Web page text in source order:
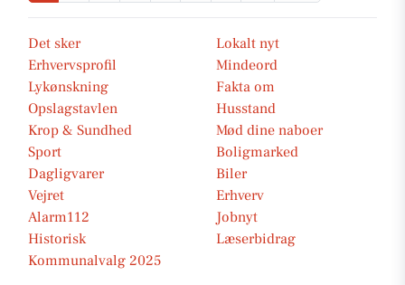
Det sker
Lokalt nyt
Erhvervsprofil
Mindeord
Lykønskning
Fakta om
Opslagstavlen
Husstand
Krop & Sundhed
Mød dine naboer
Sport
Boligmarked
Dagligvarer
Biler
Vejret
Erhverv
Alarm112
Jobnyt
Historisk
Læserbidrag
Kommunalvalg 2025